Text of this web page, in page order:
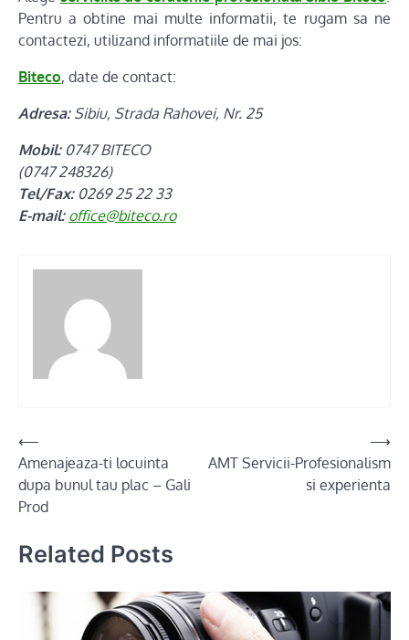
Pentru a obtine mai multe informatii, te rugam sa ne
contactezi, utilizand informatiile de mai jos:
Biteco, date de contact:
Adresa:Sibiu, Strada Rahovei, Nr. 25
Mobil:0747 BITECO
(0747 248326)
Tel/Fax:0269 25 22 33
E-mail: office@biteco.ro
Post
navigation
⟵
Amenajeaza-ti locuinta
dupa bunul tau plac – Gali
Prod
AMT Servicii-Profesionalism
si experienta
⟶
Related Posts